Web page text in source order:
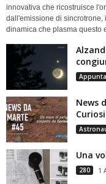
innovativa che ricostruisce
dall'emissione di sincrotrone,
dinamica che plasma questo
News
Una
280 1